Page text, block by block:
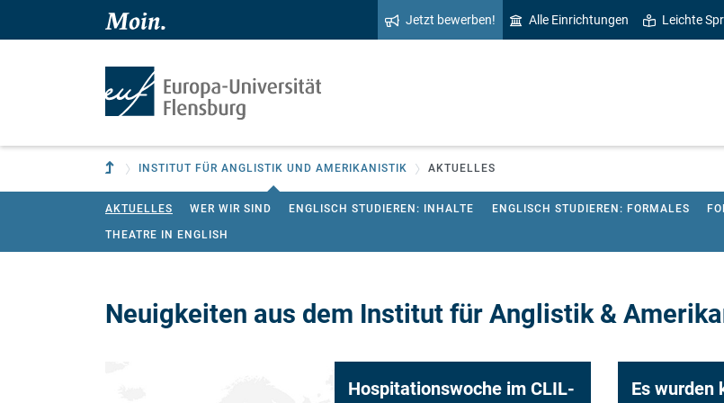
Zum Hauptinhalt springen
Zur Navigation springen
Jetzt bewerben! Alle Einrichtungen Leichte
Zur übergeordneten Einrichtung
INSTITUT FÜR ANGLISTIK UND AMERIKANISTIK AKTUELLES
AKTUELLES WER WIR SIND ENGLISCH STUDIEREN: INHALTE ENGLISCH STUDIEREN: FORMALES
THEATRE IN ENGLISH
Neuigkeiten aus dem Institut für Anglistik &
Hospitationswoche im CLIL-
Es wurden